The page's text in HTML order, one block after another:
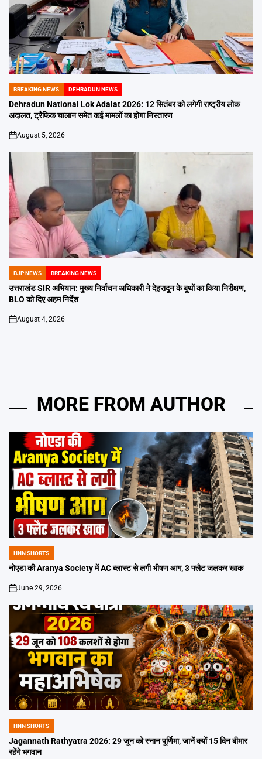
POSTED
IN
BREAKING NEWS DEHRADUN NEWS
Dehradun National Lok Adalat 2026: 12 सितंबर को लगेगी राष्ट्रीय लोक
अदालत, ट्रैफिक चालान समेत कई मामलों का होगा निस्तारण
on
August 5, 2026
POSTED
IN
BJP NEWS BREAKING NEWS
उत्तराखंड SIR अभियान: मुख्य निर्वाचन अधिकारी ने देहरादून के बूथों का किया निरीक्षण,
BLO को दिए अहम निर्देश
on
August 4, 2026
MORE FROM AUTHOR
POSTED
IN
HNN SHORTS
नोएडा की Aranya Society में AC ब्लास्ट से लगी भीषण आग, 3 फ्लैट जलकर खाक
on
June 29, 2026
POSTED
IN
HNN SHORTS
Jagannath Rathyatra 2026: 29 जून को स्नान पूर्णिमा, जानें क्यों 15 दिन बीमार
रहेंगे भगवान